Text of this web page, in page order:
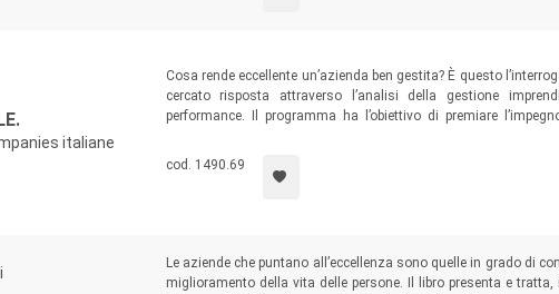
italiane
Cosa rende eccellente un’azienda ben gestita? È questo
cercato risposta attraverso l’analisi della gestione
performance. Il programma ha l’obiettivo di premiare
, tra
l’impegno verso le persone, il controllo direzionale e la
Responsibility e l’innovazione.
cod. 1490.69
Le aziende che puntano all’eccellenza sono quelle in grado di
miglioramento della vita delle persone. Il libro presenta e